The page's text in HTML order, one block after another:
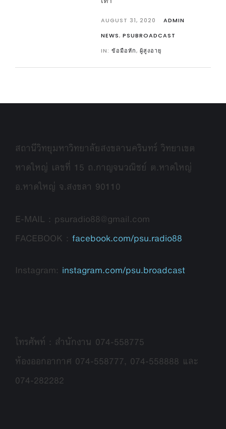
AUGUST 31, 2020
ADMIN
NEWS, PSUBROADCAST
IN: ข้อมือหัก, ผู้สูงอายุ
สถานีวิทยุมหาวิทยาลัยสงขลานครินทร์ วิทยาเขต
หาดใหญ่ เลขที่ 15 ถ.กาญจนวณิชย์ ต.หาดใหญ่
อ.หาดใหญ่ จ.สงขลา 90110
E-MAIL : psuradio88@gmail.com
FACEBOOK : facebook.com/psu.radio88
Instagram: instagram.com/psu.broadcast
โทรศัพท์ : สำนักงาน 074-558775
ห้องออกอากาศ 074-558777, 074-558888 และ
074-282282